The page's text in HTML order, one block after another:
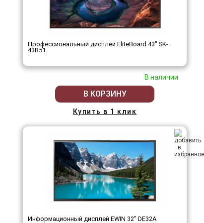
Профессиональный дисплей EliteBoard 43" SK-
43B51
В наличии
В КОРЗИНУ
Купить в 1 клик
Информационный дисплей EWIN 32" DE32A